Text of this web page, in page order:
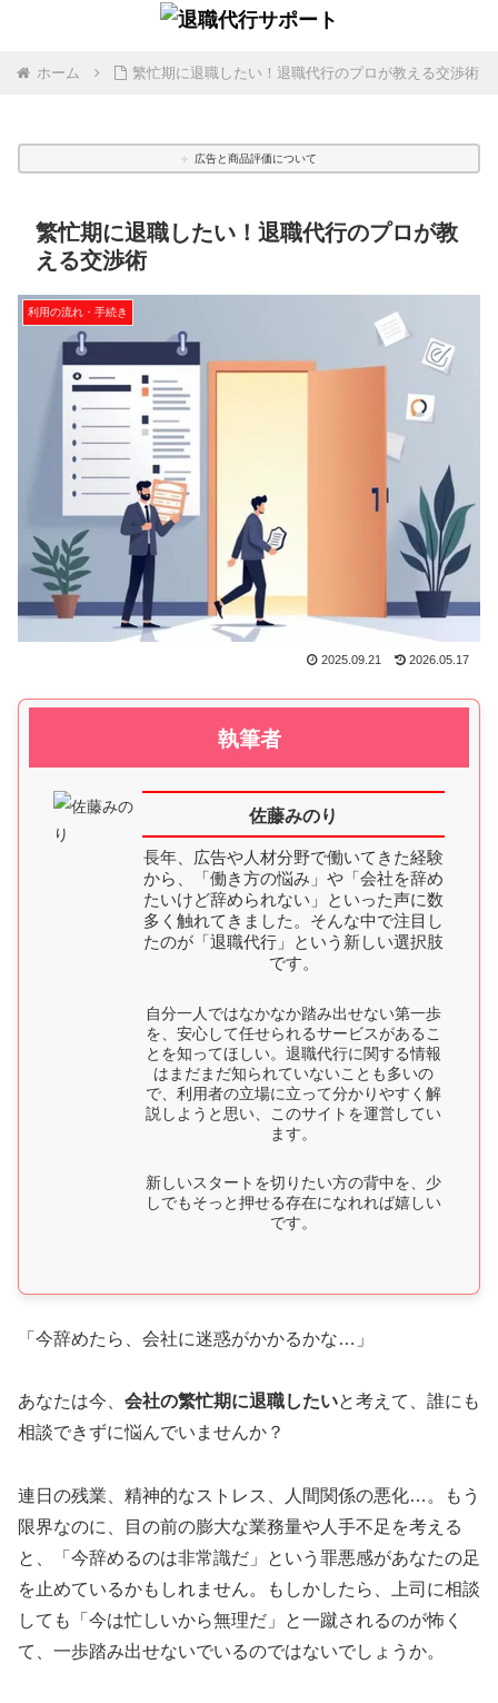
ホーム 繁忙期に退職したい！退職代行のプロが教える交渉術
広告と商品評価について
繁忙期に退職したい！退職代行のプロが教
える交渉術
利用の流れ・手続き
2025.09.21 2026.05.17
執筆者
佐藤みのり
長年、広告や人材分野で働いてきた経験
から、「働き方の悩み」や「会社を辞め
たいけど辞められない」といった声に数
多く触れてきました。そんな中で注目し
たのが「退職代行」という新しい選択肢
です。
自分一人ではなかなか踏み出せない第一歩
を、安心して任せられるサービスがあるこ
とを知ってほしい。退職代行に関する情報
はまだまだ知られていないことも多いの
で、利用者の立場に立って分かりやすく解
説しようと思い、このサイトを運営してい
ます。
新しいスタートを切りたい方の背中を、少
しでもそっと押せる存在になれれば嬉しい
です。
「今辞めたら、会社に迷惑がかかるかな…」
あなたは今、 会社の繁忙期に退職したいと考えて、誰にも
相談できずに悩んでいませんか？
連日の残業、精神的なストレス、人間関係の悪化…。もう
限界なのに、目の前の膨大な業務量や人手不足を考える
と、「今辞めるのは非常識だ」という罪悪感があなたの足
を止めているかもしれません。もしかしたら、上司に相談
しても「今は忙しいから無理だ」と一蹴されるのが怖く
て、一歩踏み出せないでいるのではないでしょうか。